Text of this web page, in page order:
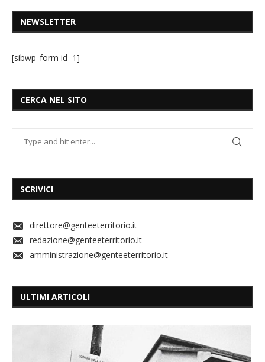
NEWSLETTER
[sibwp_form id=1]
CERCA NEL SITO
SCRIVICI
direttore@genteeterritorio.it
redazione@genteeterritorio.it
amministrazione@genteeterritorio.it
ULTIMI ARTICOLI